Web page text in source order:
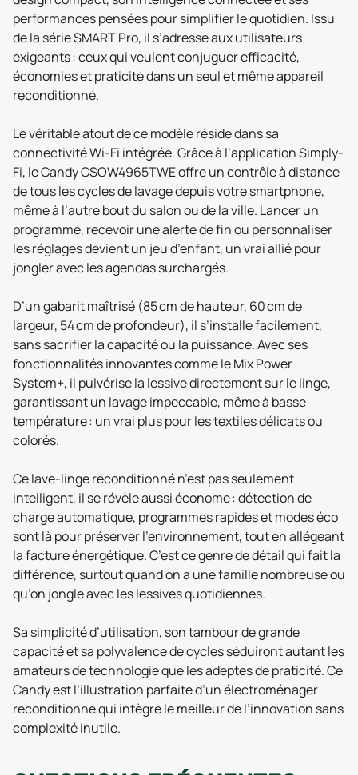
performances pensées pour simplifier le quotidien. Issu
de la série SMART Pro, il s’adresse aux utilisateurs
exigeants : ceux qui veulent conjuguer efficacité,
économies et praticité dans un seul et même appareil
reconditionné.
Le véritable atout de ce modèle réside dans sa
connectivité Wi-Fi intégrée. Grâce à l’application Simply-
Fi, le Candy CSOW4965TWE offre un contrôle à distance
de tous les cycles de lavage depuis votre smartphone,
même à l’autre bout du salon ou de la ville. Lancer un
programme, recevoir une alerte de fin ou personnaliser
les réglages devient un jeu d’enfant, un vrai allié pour
jongler avec les agendas surchargés.
D’un gabarit maîtrisé (85 cm de hauteur, 60 cm de
largeur, 54 cm de profondeur), il s’installe facilement,
sans sacrifier la capacité ou la puissance. Avec ses
fonctionnalités innovantes comme le Mix Power
System+, il pulvérise la lessive directement sur le linge,
garantissant un lavage impeccable, même à basse
température : un vrai plus pour les textiles délicats ou
colorés.
Ce lave-linge reconditionné n’est pas seulement
intelligent, il se révèle aussi économe : détection de
charge automatique, programmes rapides et modes éco
sont là pour préserver l’environnement, tout en allégeant
la facture énergétique. C’est ce genre de détail qui fait la
différence, surtout quand on a une famille nombreuse ou
qu’on jongle avec les lessives quotidiennes.
Sa simplicité d’utilisation, son tambour de grande
capacité et sa polyvalence de cycles séduiront autant les
amateurs de technologie que les adeptes de praticité. Ce
Candy est l’illustration parfaite d’un électroménager
reconditionné qui intègre le meilleur de l’innovation sans
complexité inutile.